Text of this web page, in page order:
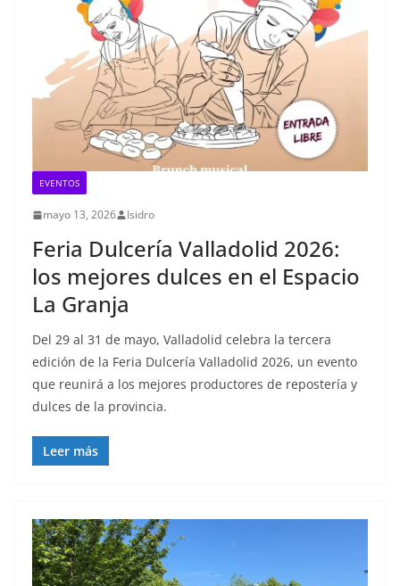
EVENTOS
mayo 13, 2026 Isidro
Feria Dulcería Valladolid 2026:
los mejores dulces en el Espacio
La Granja
Del 29 al 31 de mayo, Valladolid celebra la tercera
edición de la Feria Dulcería Valladolid 2026, un evento
que reunirá a los mejores productores de repostería y
dulces de la provincia.
Leer más